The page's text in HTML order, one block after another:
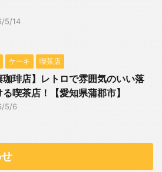
5/14
ケーキ 喫茶店
珈琲店】レトロで雰囲気のいい落
喫茶店！【愛知県蒲郡市】
5/6